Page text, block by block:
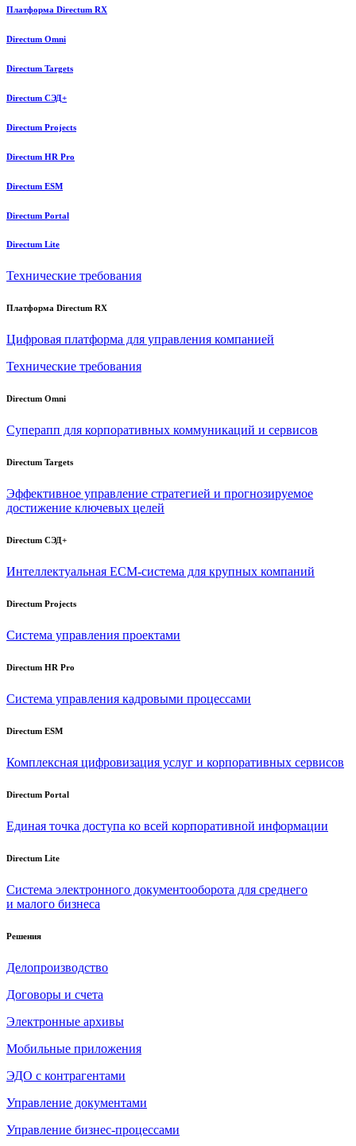
Платформа Directum RX
Directum Omni
Directum Targets
Directum СЭД+
Directum Projects
Directum HR Pro
Directum ESM
Directum Portal
Directum Lite
Технические требования
Платформа Directum RX
Цифровая платформа для управления компанией
Технические требования
Directum Omni
Суперапп для корпоративных коммуникаций и сервисов
Directum Targets
Эффективное управление стратегией и прогнозируемое
достижение ключевых целей
Directum СЭД+
Интеллектуальная ECM-система для крупных компаний
Directum Projects
Система управления проектами
Directum HR Pro
Система управления кадровыми процессами
Directum ESM
Комплексная цифровизация услуг и корпоративных сервисов
Directum Portal
Единая точка доступа ко всей корпоративной информации
Directum Lite
Система электронного документооборота для среднего
и малого бизнеса
Решения
Делопроизводство
Договоры и счета
Электронные архивы
Мобильные приложения
ЭДО с контрагентами
Управление документами
Управление бизнес-процессами